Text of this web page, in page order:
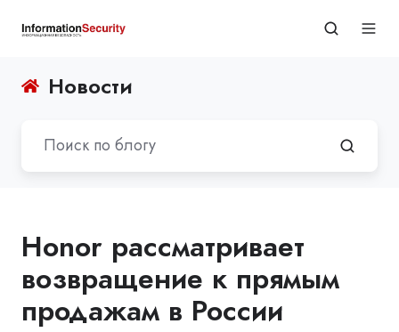
Новости
Honor рассматривает
возвращение к прямым
продажам в России